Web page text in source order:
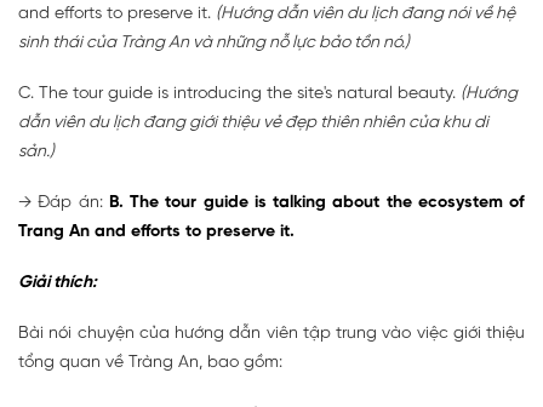
and efforts to preserve it. (Hướng dẫn viên du lịch đang nói về hệ
sinh thái của Tràng An và những nỗ lực bảo tồn nó.)
C. The tour guide is introducing the site's natural beauty. (Hướng
dẫn viên du lịch đang giới thiệu vẻ đẹp thiên nhiên của khu di
sản.)
→ Đáp án:B. The tour guide is talking about the ecosystem of
Trang An and efforts to preserve it.
Giải thích:
Bài nói chuyện của hướng dẫn viên tập trung vào việc giới thiệu
tổng quan về Tràng An, bao gồm: